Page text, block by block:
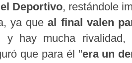
Deportivo, restándole
ya queal final valen
y hay mucha
que para él "era un